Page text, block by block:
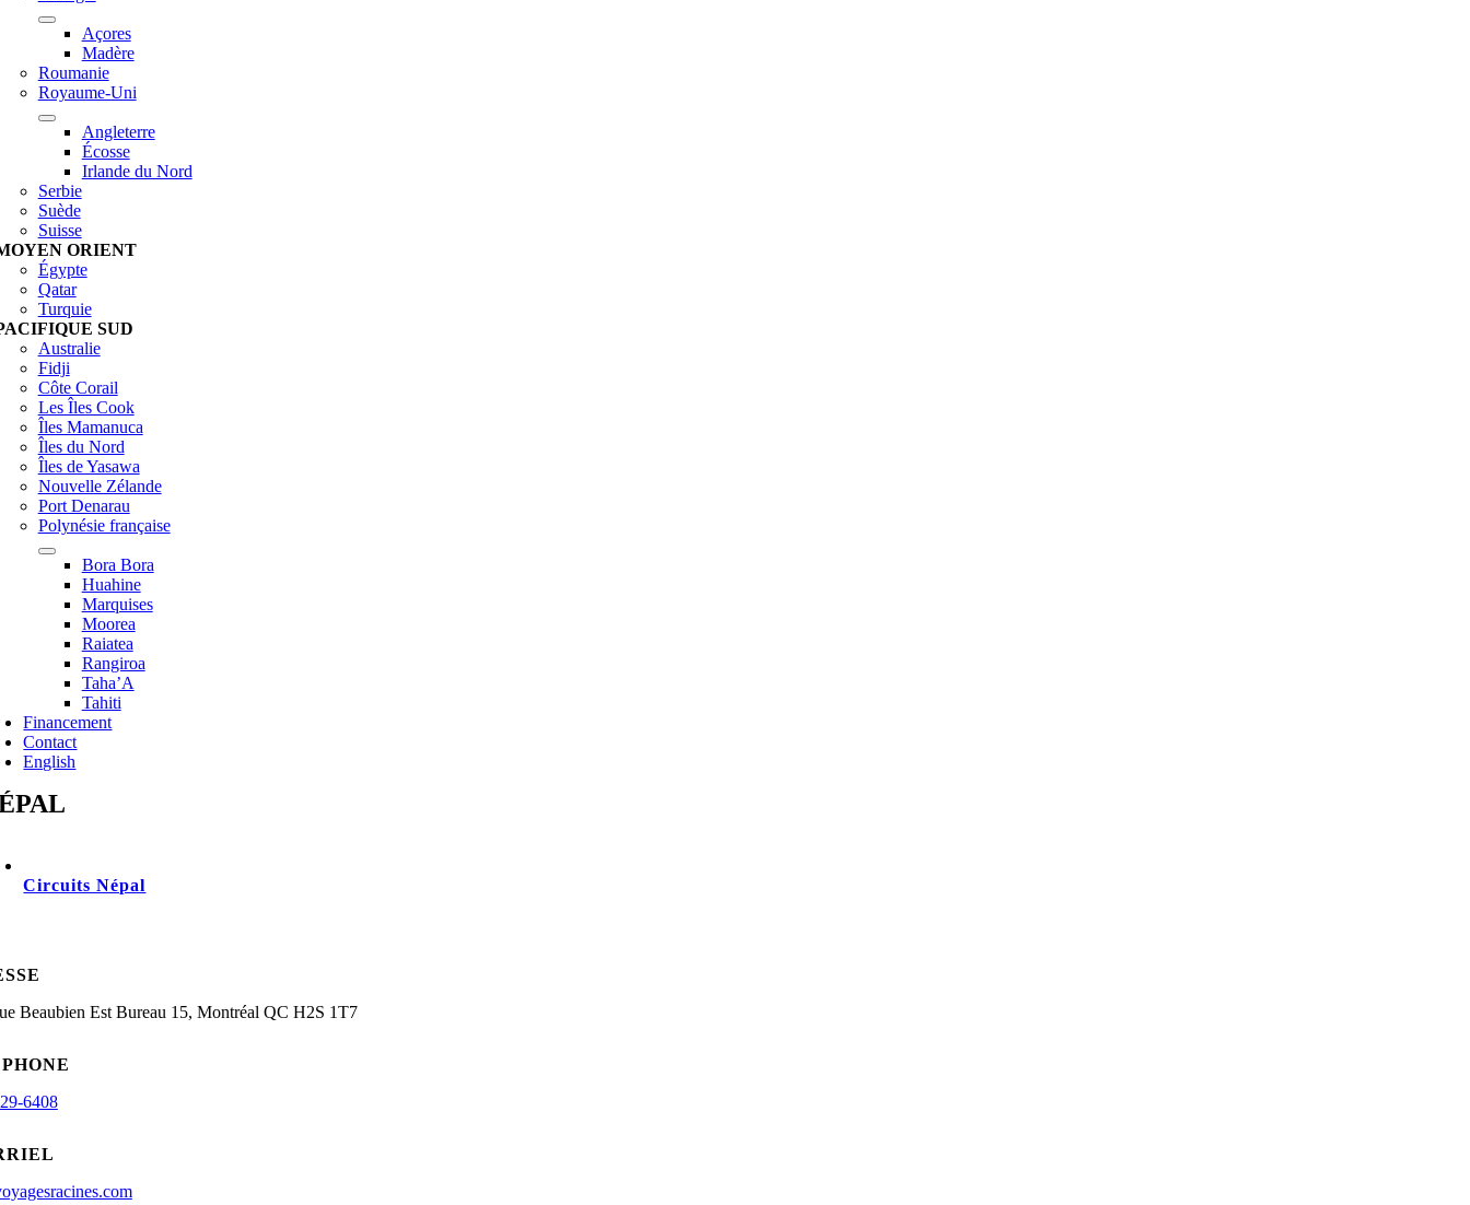
Açores
Madère
Roumanie
Royaume-Uni
Angleterre
Écosse
Irlande du Nord
Serbie
Suède
Suisse
ORIENT
Égypte
Qatar
Turquie
SUD
Australie
Fidji
Côte Corail
Les Îles Cook
Îles Mamanuca
Îles du Nord
Îles de Yasawa
Nouvelle Zélande
Port Denarau
Polynésie française
Bora Bora
Huahine
Marquises
Moorea
Raiatea
Rangiroa
Taha’A
Tahiti
Financement
Contact
English
Circuits Népal
Beaubien Est Bureau 15, Montréal QC H2S 1T7
6408